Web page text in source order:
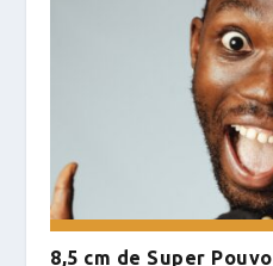
8,5 cm de Super